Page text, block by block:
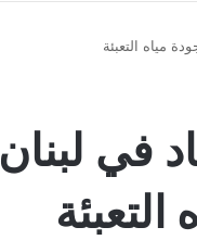
مياه التعبئة
في لبنان